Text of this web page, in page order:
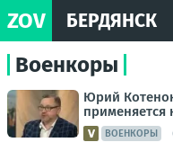
ZOV БЕРДЯНСК
Военкоры
Юрий
применяется
ВОЕНКОРЫ